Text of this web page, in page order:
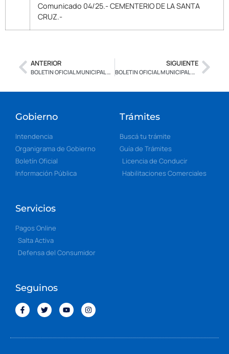
Comunicado 04/25.- CEMENTERIO DE LA SANTA
CRUZ.-
ANTERIOR
BOLETIN OFICIAL MUNICIPAL Nº 2.736 – CON FIRMA DIGITAL
SIGUIENTE
BOLETIN OFICIAL MUNICIPAL Nº 2.738 – EDICION ESPECIAL – CON FIRMA DIGITAL
Gobierno
Intendencia
Organigrama de Gobierno
Boletín Oficial
Información Pública
Trámites
Buscá tu trámite
Guía de Trámites
Licencia de Conducir
Habilitaciones Comerciales
Servicios
Pagos Online
Salta Activa
Defensa del Consumidor
Seguinos